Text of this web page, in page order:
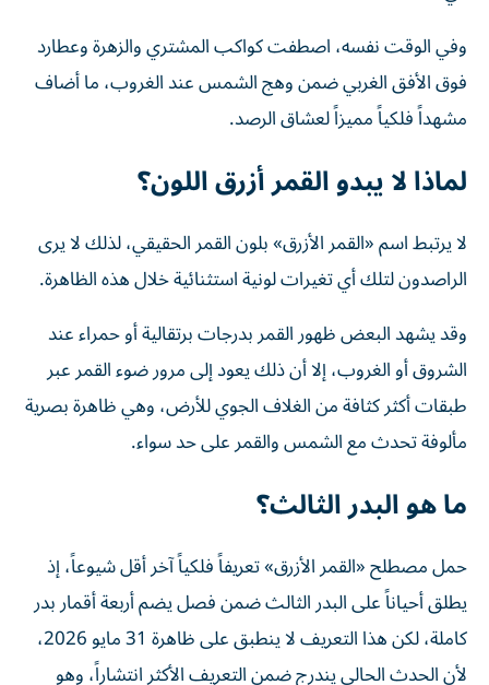
وفي الوقت نفسه، اصطفت كواكب المشتري والزهرة وعطارد
فوق الأفق الغربي ضمن وهج الشمس عند الغروب، ما أضاف
مشهداً فلكياً مميزاً لعشاق الرصد.
لماذا لا يبدو القمر أزرق اللون؟
لا يرتبط اسم «القمر الأزرق» بلون القمر الحقيقي، لذلك لا يرى
الراصدون لتلك أي تغيرات لونية استثنائية خلال هذه الظاهرة.
وقد يشهد البعض ظهور القمر بدرجات برتقالية أو حمراء عند
الشروق أو الغروب، إلا أن ذلك يعود إلى مرور ضوء القمر عبر
طبقات أكثر كثافة من الغلاف الجوي للأرض، وهي ظاهرة بصرية
مألوفة تحدث مع الشمس والقمر على حد سواء.
ما هو البدر الثالث؟
حمل مصطلح «القمر الأزرق» تعريفاً فلكياً آخر أقل شيوعاً، إذ
يطلق أحياناً على البدر الثالث ضمن فصل يضم أربعة أقمار بدر
كاملة، لكن هذا التعريف لا ينطبق على ظاهرة 31 مايو 2026،
لأن الحدث الحالي يندرج ضمن التعريف الأكثر انتشاراً، وهو